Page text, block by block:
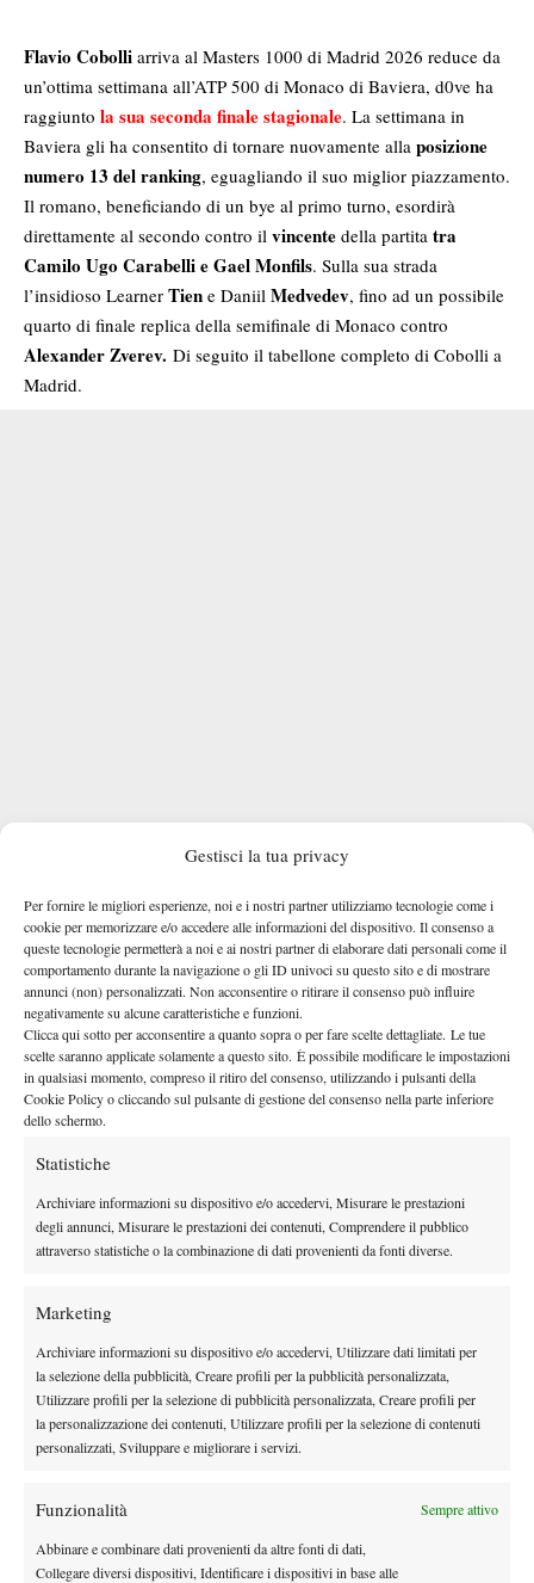
Gestisci la tua privacy
Per fornire le migliori esperienze, noi e i nostri partner utilizziamo tecnologie come i
cookie per memorizzare e/o accedere alle informazioni del dispositivo. Il consenso a
queste tecnologie permetterà a noi e ai nostri partner di elaborare dati personali come il
comportamento durante la navigazione o gli ID univoci su questo sito e di mostrare
annunci (non) personalizzati. Non acconsentire o ritirare il consenso può influire
negativamente su alcune caratteristiche e funzioni.
Clicca qui sotto per acconsentire a quanto sopra o per fare scelte dettagliate. Le tue
scelte saranno applicate solamente a questo sito. È possibile modificare le impostazioni
in qualsiasi momento, compreso il ritiro del consenso, utilizzando i pulsanti della
Cookie Policy o cliccando sul pulsante di gestione del consenso nella parte inferiore
dello schermo.
Statistiche
Archiviare informazioni su dispositivo e/o accedervi, Misurare le prestazioni
degli annunci, Misurare le prestazioni dei contenuti, Comprendere il pubblico
attraverso statistiche o la combinazione di dati provenienti da fonti diverse.
Marketing
Archiviare informazioni su dispositivo e/o accedervi, Utilizzare dati limitati per
la selezione della pubblicità, Creare profili per la pubblicità personalizzata,
Utilizzare profili per la selezione di pubblicità personalizzata, Creare profili per
la personalizzazione dei contenuti, Utilizzare profili per la selezione di contenuti
personalizzati, Sviluppare e migliorare i servizi.
Funzionalità Sempre attivo
Abbinare e combinare dati provenienti da altre fonti di dati,
Collegare diversi dispositivi, Identificare i dispositivi in base alle
Flavio Cobolli arriva al Masters 1000 di Madrid 2026 reduce da
un’ottima settimana all’ATP 500 di Monaco di Baviera, d0ve ha
raggiunto la sua seconda finale stagionale. La settimana in
Baviera gli ha consentito di tornare nuovamente alla posizione
numero 13 del ranking, eguagliando il suo miglior piazzamento.
Il romano, beneficiando di un bye al primo turno, esordirà
direttamente al secondo contro il vincente della partita tra
Camilo Ugo Carabelli e Gael Monfils. Sulla sua strada
l’insidioso Learner Tien e Daniil Medvedev, fino ad un possibile
quarto di finale replica della semifinale di Monaco contro
Alexander Zverev. Di seguito il tabellone completo di Cobolli a
Madrid.
Primo turno – bye
Secondo turno – Ugo Carabelli/Monfils
Terzo turno – Tien/Dimitrov
Ottavi – Medvedev/Shapovalov
Quarti – Zverev/Khachanov/Mensik
Semifinale – Auger-Aliassime/Bublik/Ruud
DI TENDENZA
Atp News
Masters 1000 Montreal 2026: Darderi
rimonta Shang e vola agli ottavi
Masters 1000 Montreal 2026: medical time
out per Shang contro Darderi